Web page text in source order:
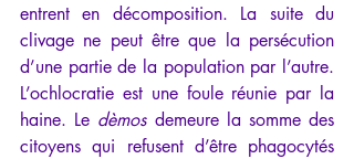
entrent en décomposition. La suite du
clivage ne peut être que la persécution
d’une partie de la population par l’autre.
L’ochlocratie est une foule réunie par la
haine. Le dèmos demeure la somme des
citoyens qui refusent d’être phagocytés